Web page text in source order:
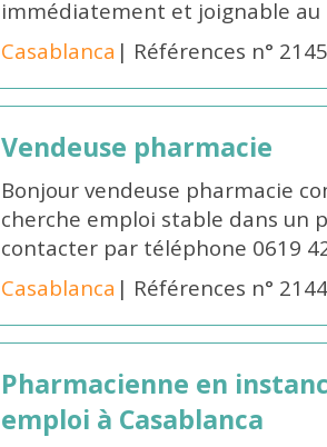
immédiatement et joignable au
Casablanca | Références n°
Vendeuse pharmacie
Bonjour vendeuse pharmacie
cherche emploi stable dans un
contacter par téléphone 0619
Casablanca | Références n°
Pharmacienne en
emploi à Casablanca